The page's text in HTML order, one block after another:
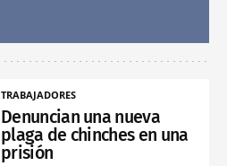
TRABAJADORES
Denuncian una nueva
plaga de chinches en una
prisión